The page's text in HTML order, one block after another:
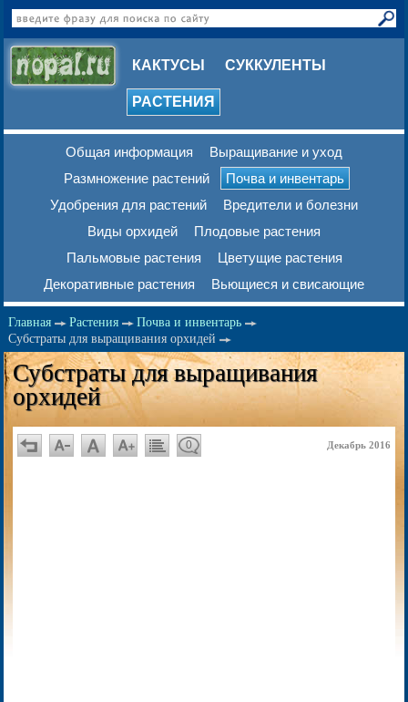
КАКТУСЫ СУККУЛЕНТЫ
РАСТЕНИЯ
Общая информация
Выращивание и уход
Размножение растений
Почва и инвентарь
Удобрения для растений
Вредители и болезни
Виды орхидей
Плодовые растения
Пальмовые растения
Цветущие растения
Декоративные растения
Вьющиеся и свисающие
Главная Растения
Почва и инвентарь
Субстраты для выращивания орхидей
Субстраты для выращивания
орхидей
0 Декабрь 2016